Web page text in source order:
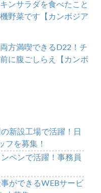
ンサラダを食べたこと
野菜です【カンボジア
方満喫できるD22！チ
に腹ごしらえ【カンボ
新設工場で活躍！日
フを募集！
ペンで活躍！事務員
ができるWEBサービ